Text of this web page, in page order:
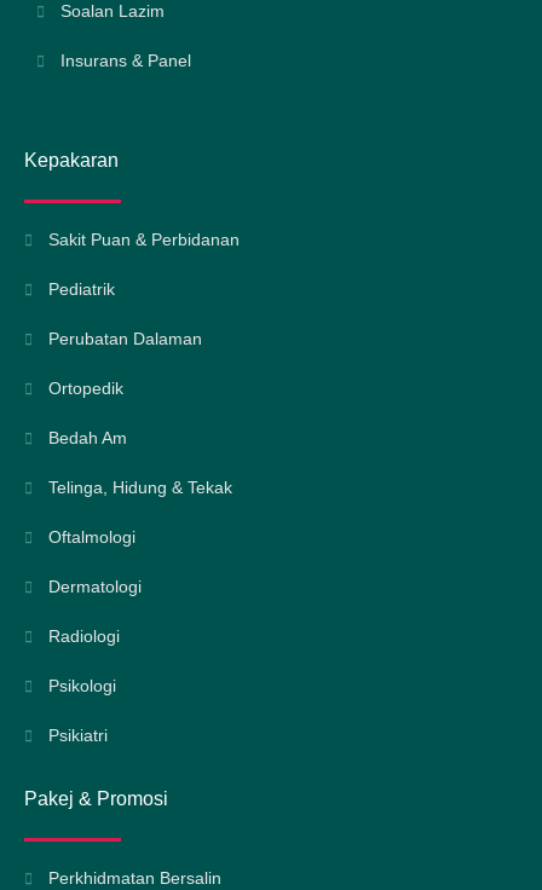
Soalan Lazim
Insurans & Panel
Kepakaran
Sakit Puan & Perbidanan
Pediatrik
Perubatan Dalaman
Ortopedik
Bedah Am
Telinga, Hidung & Tekak
Oftalmologi
Dermatologi
Radiologi
Psikologi
Psikiatri
Pakej & Promosi
Perkhidmatan Bersalin